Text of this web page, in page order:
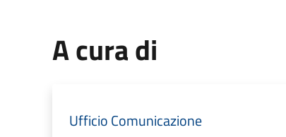
A cura di
Ufficio Comunicazione